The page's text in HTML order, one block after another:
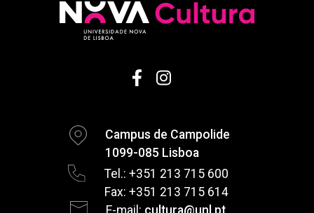
Campus de Campolide
1099-085 Lisboa
Tel.: +351 213 715 600
Fax: +351 213 715 614
E-mail: cultura@unl.pt